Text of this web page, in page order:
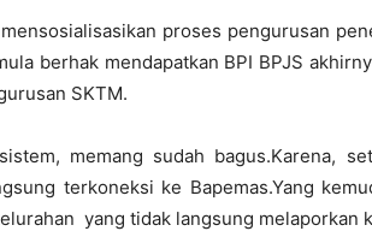
proses pengurusan
berhak mendapatkan BPI BPJS
SKTM.
memang sudah bagus.Karena,
terkoneksi ke Bapemas.Yang
yang tidak langsung melaporkan